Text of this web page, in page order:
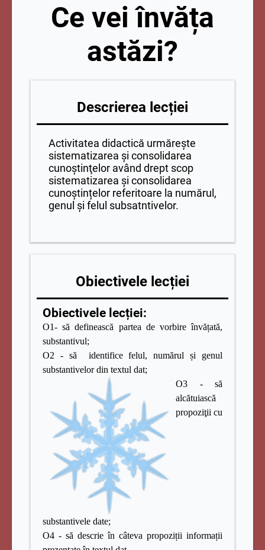
Ce vei învăța
astăzi?
Descrierea lecției
Activitatea didactică urmărește
sistematizarea şi consolidarea
cunoştinţelor având drept scop
sistematizarea și consolidarea
cunoștințelor referitoare la numărul,
genul și felul subsatntivelor.
Obiectivele lecției
Obiectivele lecției:
O1- să definească partea de vorbire învățată,
substantivul;
O2 - să identifice felul, numărul și genul
substantivelor din textul dat;
O3 - să
alcătuiască
propoziţii cu
substantivele date;
O4 - să descrie în câteva propoziții informații